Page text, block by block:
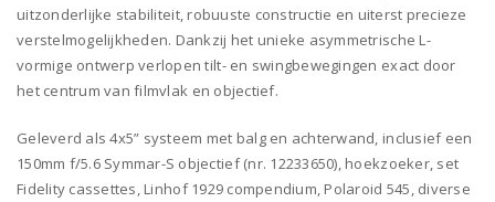
uitzonderlijke stabiliteit, robuuste constructie en uiterst precieze
verstelmogelijkheden. Dankzij het unieke asymmetrische L-
vormige ontwerp verlopen tilt- en swingbewegingen exact door
het centrum van filmvlak en objectief.
Geleverd als 4x5” systeem met balg en achterwand, inclusief een
150mm f/5.6 Symmar-S objectief (nr. 12233650), hoekzoeker, set
Fidelity cassettes, Linhof 1929 compendium, Polaroid 545, diverse